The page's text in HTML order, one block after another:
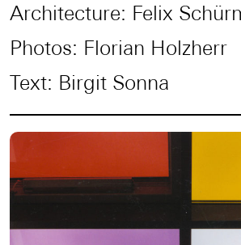
Architecture: Felix
Photos: Florian Holzherr
Text: Birgit Sonna